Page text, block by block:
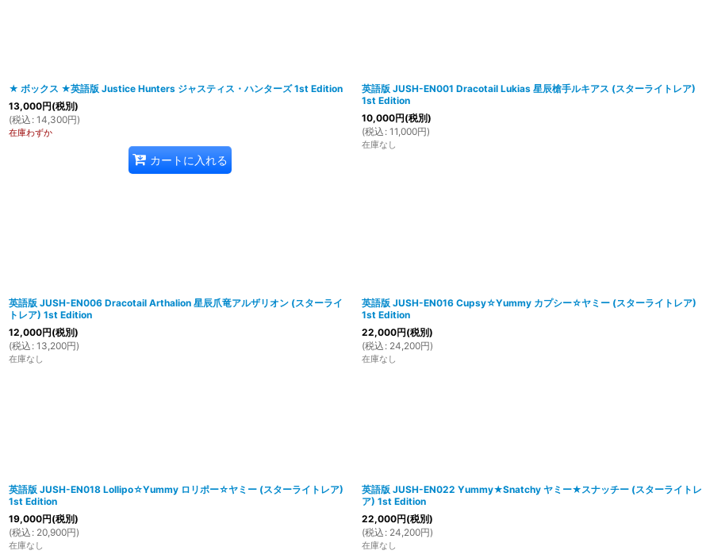
★ ボックス ★英語版 Justice Hunters ジャスティス・ハンターズ 1st Edition
13,000円(税別)
(税込 : 14,300円)
在庫わずか
カートに入れる
英語版 JUSH-EN001 Dracotail Lukias 星辰槍手ルキアス (スターライトレア)
1st Edition
10,000円(税別)
(税込 : 11,000円)
在庫なし
英語版 JUSH-EN006 Dracotail Arthalion 星辰爪竜アルザリオン (スターライ
トレア) 1st Edition
12,000円(税別)
(税込 : 13,200円)
在庫なし
英語版 JUSH-EN016 Cupsy☆Yummy カプシー☆ヤミー (スターライトレア)
1st Edition
22,000円(税別)
(税込 : 24,200円)
在庫なし
英語版 JUSH-EN018 Lollipo☆Yummy ロリポー☆ヤミー (スターライトレア)
1st Edition
19,000円(税別)
(税込 : 20,900円)
在庫なし
英語版 JUSH-EN022 Yummy★Snatchy ヤミー★スナッチー (スターライトレ
ア) 1st Edition
22,000円(税別)
(税込 : 24,200円)
在庫なし